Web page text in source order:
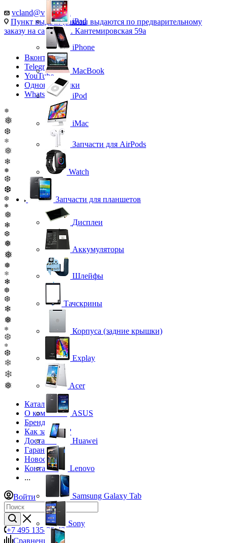
vcland@vcland.ru
Пункт выдачи (заказы выдаются по предварительному
заказу на сайте), ул. Кантемировская 59а
Вконтакте
Telegram
YouTube
Одноклассники
WhatsApp
❅
❅
❆
❄
❅
❄
❅
❆
❆
❆
❄
❅
❄
❆
❅
❅
❅
❄
❄
❆
❆
❄
❅
❄
❆
❄
❆
❄
❄
❅
Каталог
О компании
Бренды
Как заказать?
Доставка
Гарантия
Новости
Контакты
...
Войти
+7 495 135-39-43
Сравнение
0
iPad
iPhone
MacBook
iPod
iMac
Запчасти для AirPods
Watch
Запчасти для планшетов
Дисплеи
Аккумуляторы
Шлейфы
Тачскрины
Корпуса (задние крышки)
Explay
Acer
ASUS
Huawei
Lenovo
Samsung Galaxy Tab
Sony